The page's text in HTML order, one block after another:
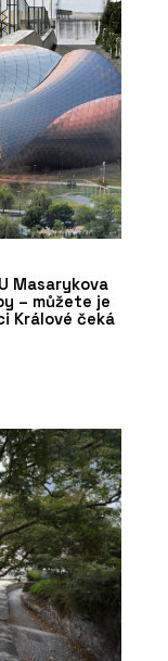
Masarykova
– můžete je
Králové čeká